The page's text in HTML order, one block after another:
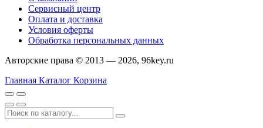
Сервисный центр
Оплата и доставка
Условия оферты
Обработка персональных данных
Авторские права © 2013 — 2026, 96key.ru
Главная Каталог Корзина